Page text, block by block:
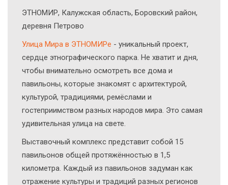
ЭТНОМИР, Калужская область, Боровский район,
деревня Петрово
Улица Мира в ЭТНОМИРе - уникальный проект,
сердце этнографического парка. Не хватит и дня,
чтобы внимательно осмотреть все дома и
павильоны, которые знакомят с архитектурой,
культурой, традициями, ремёслами и
гостеприимством разных народов мира. Это самая
удивительная улица на свете.
Выставочный комплекс представит собой 15
павильонов общей протяжённостью в 1,5
километра. Каждый из павильонов задуман как
отражение культуры и традиций разных регионов